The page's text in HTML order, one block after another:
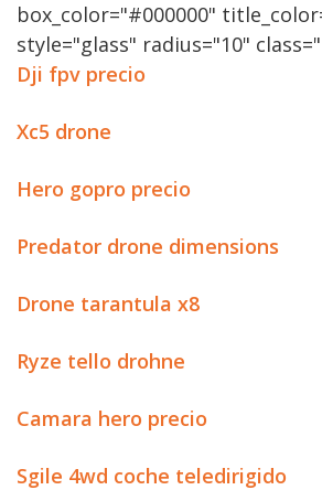
box_color="#000000"
style="glass" radius="10"
Dji fpv precio
Xc5 drone
Hero gopro precio
Predator drone dimensions
Drone tarantula x8
Ryze tello drohne
Camara hero precio
Sgile 4wd coche teledirigido